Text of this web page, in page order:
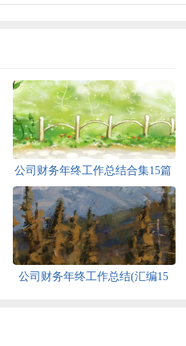
公司财务年终工作总结合集15篇
公司财务年终工作总结(汇编15